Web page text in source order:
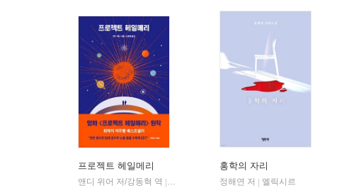
프로젝트 헤일메리
앤디 위어 저/강동혁 역
알에이치코리아(RHK)
홍학의 자리
정해연 저
엘릭시르